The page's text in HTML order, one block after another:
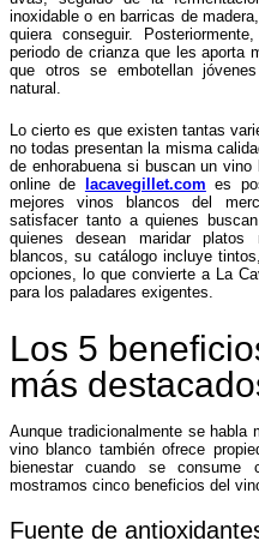
inoxidable o en barricas de
quiera conseguir.
periodo de crianza que les aporta
que otros se embotellan
natural.
Lo cierto es que existen tantas
no todas presentan la misma
de enhorabuena si buscan un
online de lacavegillet.com es
mejores vinos blancos del
satisfacer tanto a quienes
quienes desean maridar
blancos, su catálogo incluye
opciones, lo que convierte a La
para los paladares exigentes.
Los 5
más
Aunque tradicionalmente se
vino blanco también ofrece
bienestar cuando se consume
mostramos cinco beneficios del
Fuente de